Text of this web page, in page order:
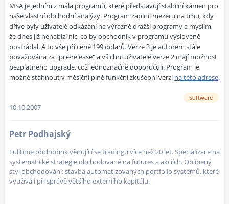
MSA je jedním z mála programů, které představují stabilní kámen pro
naše vlastní obchodní analýzy. Program zaplnil mezeru na trhu, kdy
dříve byly uživatelé odkázání na výrazně dražší programy a myslím,
že dnes již nenabízí nic, co by obchodník v programu vysloveně
postrádal. A to vše při ceně 199 dolarů. Verze 3 je autorem stále
považována za "pre-release" a všichni uživatelé verze 2 mají možnost
bezplatného upgrade, což jednoznačně doporučuji. Program je
možné stáhnout v měsíční plně funkční zkušební verzi na této adrese.
software
10.10.2007
Petr Podhajský
Fulltime obchodník věnující se tradingu více než 20 let. Specializace na
systematické strategie obchodované na futures a akciích. Oblíbený
styl obchodování: stavba automatizovaných portfolio systémů, které
využívá i při správě většího externího kapitálu.